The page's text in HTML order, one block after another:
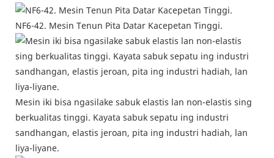
NF6-42. Mesin Tenun Pita Datar Kacepetan Tinggi.
Mesin iki bisa ngasilake sabuk elastis lan non-elastis sing
berkualitas tinggi. Kayata sabuk sepatu ing industri
sandhangan, elastis jeroan, pita ing industri hadiah, lan
liya-liyane.